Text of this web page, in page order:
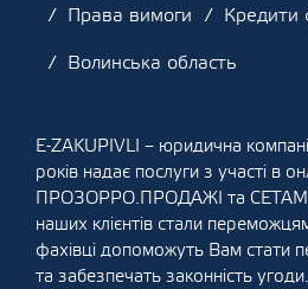
Права вимоги
Кредити
Волинська область
E-ZAKUPIVLI – юридична
років надає послуги з участі в
ПРОЗОРРО.ПРОДАЖІ та СЕТАМ.
наших клієнтів стали
фахівці допоможуть Вам стати
та забезпечать законність угоди.